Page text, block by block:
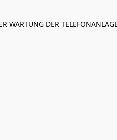
WARTUNG DER